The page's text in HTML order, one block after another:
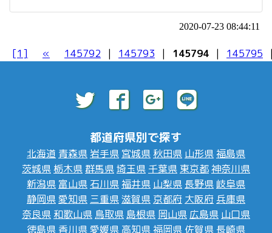
2020-07-23 08:44:11
[1] « 145792 | 145793 | 145794 | 145795
都道府県別で探す
北海道 青森県 岩手県 宮城県 秋田県 山形県福島県
茨城県 栃木県群馬県埼玉県 千葉県 東京都神奈川県
新潟県 富山県 石川県福井県 山梨県 長野県 岐阜県
静岡県愛知県 三重県滋賀県 京都府 大阪府 兵庫県
奈良県 和歌山県 鳥取県 島根県 岡山県 広島県 山口県
徳島県 香川県愛媛県 高知県福岡県 佐賀県 長崎県